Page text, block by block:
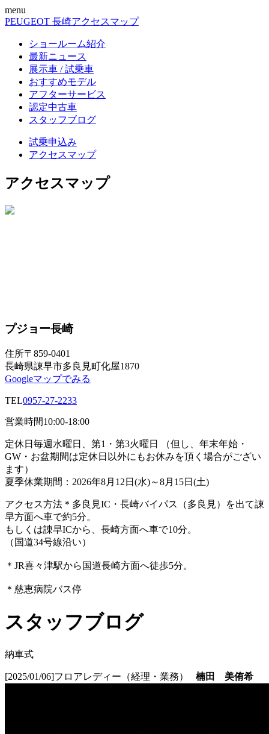
menu
PEUGEOT 長崎アクセスマップ
ショールーム紹介
最新ニュース
展示車 / 試乗車
おすすめモデル
アフターサービス
認定中古車
スタッフブログ
試乗申込み
アクセスマップ
アクセスマップ
プジョー長崎
住所〒859-0401
長崎県諌早市多良見町化屋1870
Googleマップでみる
TEL0957-27-2233
営業時間10:00-18:00
定休日 毎週水曜日、第1・第3火曜日 （但し、年末年始・
GW・お盆期間は定休日以外にもお休みを頂く場合がござい
ます）
夏季休業期間：2026年8月12日(水)～8月15日(土)
アクセス方法 ＊多良見IC・長崎バイパス（多良見）を出て諌
早方面へ車で約5分。
もしくは諌早ICから、長崎方面へ車で10分。
（国道34号線沿い）
＊JR喜々津駅から国道長崎方面へ徒歩5分。
＊慈恵病院バス停
スタッフブログ
納車式
[2025/01/06]フロアレディー（経理・業務） 楠田 美侑希